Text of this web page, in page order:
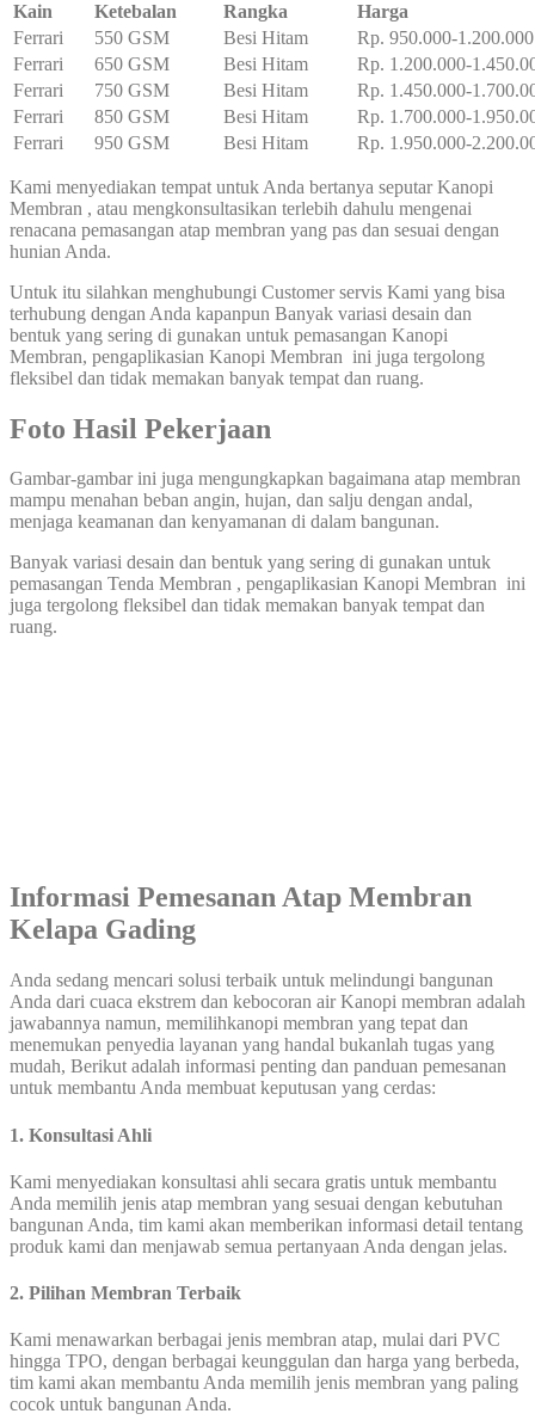
Kain Ketebalan Rangka
Harga
Ferrari
550 GSM Besi Hitam
Rp. 950.000-1.200.000
Ferrari
650 GSM Besi Hitam
Rp. 1.200.000-
Ferrari
750 GSM Besi Hitam
Rp. 1.450.000-
Ferrari
850 GSM Besi Hitam
Rp. 1.700.000-
Ferrari
950 GSM Besi Hitam Rp. 1.950.000-
Kami menyediakan tempat untuk Anda bertanya seputar Kanopi
Membran , atau mengkonsultasikan terlebih dahulu mengenai
renacana pemasangan atap membran yang pas dan sesuai dengan
hunian Anda.
Untuk itu silahkan menghubungi Customer servis Kami yang bisa
terhubung dengan Anda kapanpun Banyak variasi desain dan
bentuk yang sering di gunakan untuk pemasangan Kanopi
Membran, pengaplikasian Kanopi Membran ini juga tergolong
fleksibel dan tidak memakan banyak tempat dan ruang.
Foto Hasil Pekerjaan
Gambar-gambar ini juga mengungkapkan bagaimana atap membran
mampu menahan beban angin, hujan, dan salju dengan andal,
menjaga keamanan dan kenyamanan di dalam bangunan.
Banyak variasi desain dan bentuk yang sering di gunakan untuk
pemasangan Tenda Membran , pengaplikasian Kanopi Membran ini
juga tergolong fleksibel dan tidak memakan banyak tempat dan
ruang.
Informasi Pemesanan Atap Membran
Kelapa Gading
Anda sedang mencari solusi terbaik untuk melindungi bangunan
Anda dari cuaca ekstrem dan kebocoran air Kanopi membran adalah
jawabannya namun, memilihkanopi membran yang tepat dan
menemukan penyedia layanan yang handal bukanlah tugas yang
mudah, Berikut adalah informasi penting dan panduan pemesanan
untuk membantu Anda membuat keputusan yang cerdas:
1. Konsultasi Ahli
Kami menyediakan konsultasi ahli secara gratis untuk membantu
Anda memilih jenis atap membran yang sesuai dengan kebutuhan
bangunan Anda, tim kami akan memberikan informasi detail tentang
produk kami dan menjawab semua pertanyaan Anda dengan jelas.
2. Pilihan Membran Terbaik
Kami menawarkan berbagai jenis membran atap, mulai dari PVC
hingga TPO, dengan berbagai keunggulan dan harga yang berbeda,
tim kami akan membantu Anda memilih jenis membran yang paling
cocok untuk bangunan Anda.